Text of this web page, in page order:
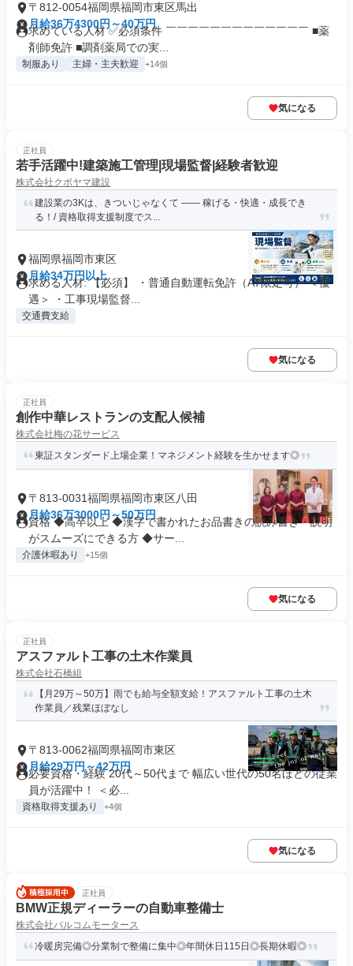
〒812-0054福岡県福岡市東区馬出
月給36万4300円～40万円
求めている人材 ✅必須条件 ￣￣￣￣￣￣￣￣￣￣￣￣￣ ■薬
剤師免許 ■調剤薬局での実...
制服あり 主婦・主夫歓迎 +14個
気になる
正社員
若手活躍中!建築施工管理|現場監督|経験者歓迎
株式会社クボヤマ建設
建設業の3Kは、きついじゃなくて ―― 稼げる・快適・成長でき
る！/ 資格取得支援制度でス...
福岡県福岡市東区
月給34万円以上
求める人材: 【必須】 ・普通自動運転免許（AT限定可） ＜優
遇＞ ・工事現場監督...
交通費支給
気になる
正社員
創作中華レストランの支配人候補
株式会社梅の花サービス
東証スタンダード上場企業！マネジメント経験を生かせます◎
〒813-0031福岡県福岡市東区八田
月給36万3000円～50万円
資格 ◆高卒以上 ◆漢字で書かれたお品書きの読み書き・説明
がスムーズにできる方 ◆サー...
介護休暇あり +15個
気になる
正社員
アスファルト工事の土木作業員
株式会社石橋組
【月29万～50万】雨でも給与全額支給！アスファルト工事の土木
作業員／残業ほぼなし
〒813-0062福岡県福岡市東区
月給29万円～42万円
必要資格・経験 20代～50代まで 幅広い世代の50名ほどの従業
員が活躍中！ ＜必...
資格取得支援あり +4個
気になる
正社員
BMW正規ディーラーの自動車整備士
株式会社バルコムモータース
冷暖房完備◎分業制で整備に集中◎年間休日115日◎長期休暇◎